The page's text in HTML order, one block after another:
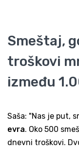
Smeštaj,
troškovi
između
Saša: "Nas je put,
evra. Oko 500
dnevni troškovi.